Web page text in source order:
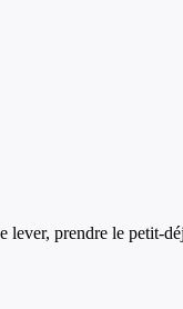
prendre le petit-